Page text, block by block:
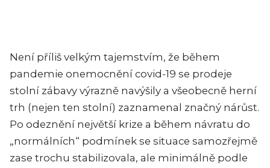
Není příliš velkým tajemstvím, že během
pandemie onemocnění covid-19 se prodeje
stolní zábavy výrazně navýšily a všeobecně herní
trh (nejen ten stolní) zaznamenal značný nárůst.
Po odeznění největší krize a během návratu do
„normálních“ podmínek se situace samozřejmě
zase trochu stabilizovala, ale minimálně podle